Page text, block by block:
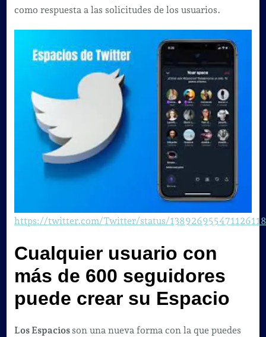
o
de
audio.
como respuesta a las solicitudes de los usuarios.
https://twitter.com/Twitter/status/
Cualquier usuario con
más de 600 seguidores
puede crear su Espacio
Los Espacios son una nueva forma con la que puedes